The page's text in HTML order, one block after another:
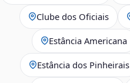
Clube dos Oficiais
Estância Americana
Estância dos Pinheirais